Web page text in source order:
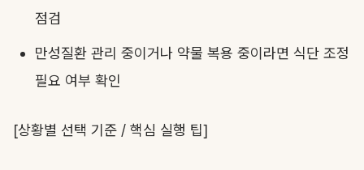
점검
만성질환 관리 중이거나 약물 복용 중이라면 식단 조정
필요 여부 확인
[상황별 선택 기준 / 핵심 실행 팁]